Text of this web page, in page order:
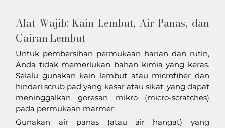
Alat Wajib: Kain Lembut, Air Panas, dan
Cairan Lembut
Untuk pembersihan permukaan harian dan rutin,
Anda tidak memerlukan bahan kimia yang keras.
Selalu gunakan kain lembut atau microfiber dan
hindari scrub pad yang kasar atau sikat, yang dapat
meninggalkan goresan mikro (micro-scratches)
pada permukaan marmer.
Gunakan air panas (atau air hangat) yang